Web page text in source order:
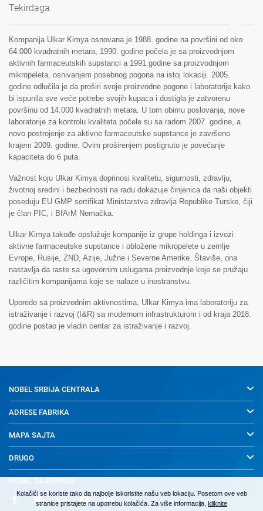
Tekirdaga.
Kompanija Ulkar Kimya osnovana je 1988. godine na površini od oko
64.000 kvadratnih metara, 1990. godine počela je sa proizvodnjom
aktivnih farmaceutskih supstanci a 1991.godine sa proizvodnjom
mikropeleta, osnivanjem posebnog pogona na istoj lokaciji. 2005.
godine odlučila je da proširi svoje proizvodne pogone i laboratorije kako
bi ispunila sve veće potrebe svojih kupaca i dostigla je zatvorenu
površinu od 14.000 kvadratnih metara. U tom obimu poslovanja, nove
laboratorije za kontrolu kvaliteta počele su sa radom 2007. godine, a
novo postrojenje za aktivne farmaceutske supstance je završeno
krajem 2009. godine. Ovim proširenjem postignuto je povećanje
kapaciteta do 6 puta.
Važnost koju Ulkar Kimya doprinosi kvalitetu, sigurnosti, zdravlju,
životnoj sredini i bezbednosti na radu dokazuje činjenica da naši objekti
poseduju EU GMP sertifikat Ministarstva zdravlja Republike Turske, čiji
je član PIC, i BfArM Nemačka.
Ulkar Kimya takođe opslužuje kompanije iz grupe holdinga i izvozi
aktivne farmaceutske supstance i obložene mikropelete u zemlje
Evrope, Rusije, ZND, Azije, Južne i Severne Amerike. Štaviše, ona
nastavlja da raste sa ugovornim uslugama proizvodnje koje se pružaju
različitim kompanijama koje se nalaze u inostranstvu.
Uporedo sa proizvodnim aktivnostima, Ulkar Kimya ima laboratoriju za
istraživanje i razvoj (I&R) sa modernom infrastrukturom i od kraja 2018.
godine postao je vladin centar za istraživanje i razvoj.
NOBEL SRBIJA CENTRALA
ADRESE FABRIKA
MAPA SAJTA
DRUGO
NOBEL ZAJEDNICA
Kolačići se koriste tako da najbolje iskoristite našu veb lokaciju. Posetom ove veb
stranice pristajete na upotrebu kolačića. Za više informacija, kliknite